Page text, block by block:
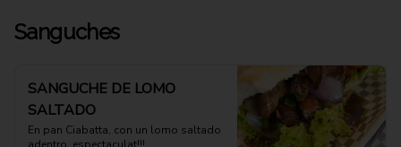
Sanguches
SANGUCHE DE LOMO
SALTADO
En pan Ciabatta, con un lomo saltado